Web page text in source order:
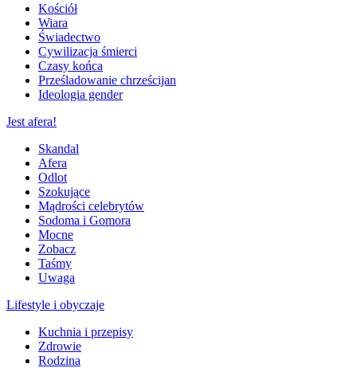
Kościół
Wiara
Świadectwo
Cywilizacja śmierci
Czasy końca
Prześladowanie chrześcijan
Ideologia gender
Jest afera!
Skandal
Afera
Odlot
Szokujące
Mądrości celebrytów
Sodoma i Gomora
Mocne
Zobacz
Taśmy
Uwaga
Lifestyle i obyczaje
Kuchnia i przepisy
Zdrowie
Rodzina